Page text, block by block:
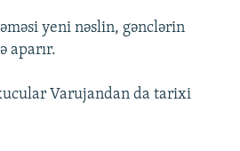
yeni nəslin, gənclərin
aparır.
Varujandan da tarixi